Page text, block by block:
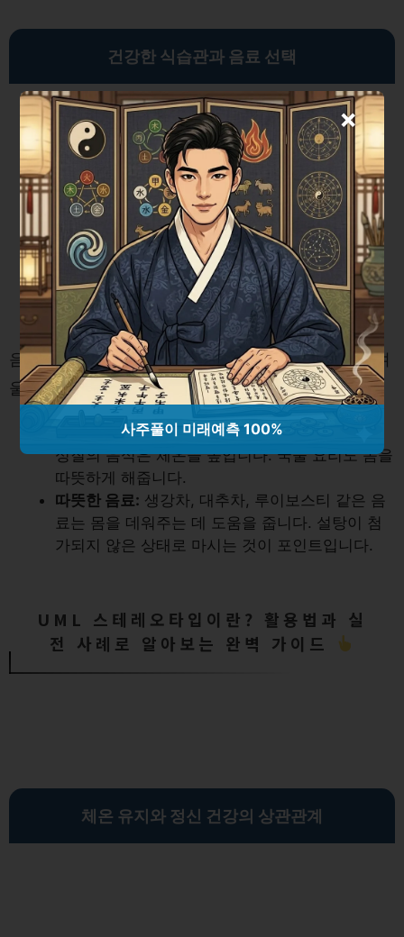
건강한 식습관과 음료 선택
음식과 음료도 체온 유지에 도움을 줄 수 있습니다. 겨
울철에 체온을 높여주는 음식과 음료를 살펴보세요.
따뜻한 성질의 음식:고구마, 단호박 같은 따뜻한
성질의 음식은 체온을 높입니다. 국물 요리도 몸을
따뜻하게 해줍니다.
따뜻한 음료: 생강차, 대추차, 루이보스티 같은 음
료는 몸을 데워주는 데 도움을 줍니다. 설탕이 첨
가되지 않은 상태로 마시는 것이 포인트입니다.
UML 스테레오타입이란? 활용법과 실
전 사례로 알아보는 완벽 가이드
체온 유지와 정신 건강의 상관관계
×
사주풀이 미래예측 100%